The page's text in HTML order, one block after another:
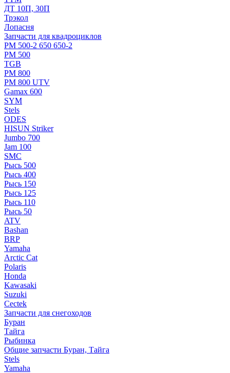
ДТ 10П, 30П
Трэкол
Лопасня
Запчасти для квадроциклов
РМ 500-2 650 650-2
РМ 500
TGB
РМ 800
РМ 800 UTV
Gamax 600
SYM
Stels
ОDЕS
HISUN Striker
Jumbo 700
Jam 100
SMC
Рысь 500
Рысь 400
Рысь 150
Рысь 125
Рысь 110
Рысь 50
ATV
Bashan
BRP
Yamaha
Arctic Cat
Polaris
Honda
Kawasaki
Suzuki
Cectek
Запчасти для снегоходов
Буран
Тайга
Рыбинка
Общие запчасти Буран, Тайга
Stels
Yamaha